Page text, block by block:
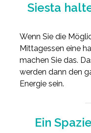
Siesta
Wenn Sie die
Mittagessen eine
machen Sie das.
werden dann den
Energie sein.
Ein